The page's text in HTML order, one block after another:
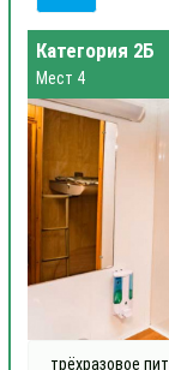
Категория 2Б
Мест 4
трёхразовое